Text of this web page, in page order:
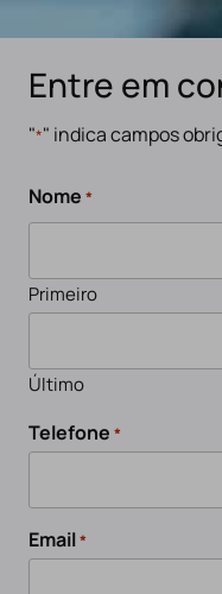
Entre em
"*" indica campos
Nome *
Primeiro
Último
Telefone *
Email*